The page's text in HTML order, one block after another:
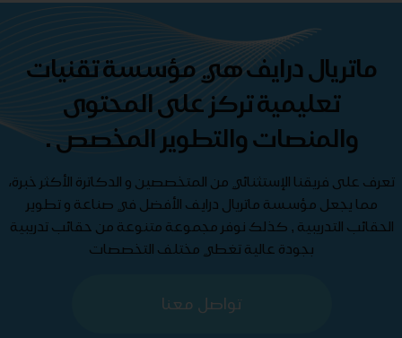
ماتريال درايف هي مؤسسة تقنيات
تعليمية تركز على المحتوى
والمنصات والتطوير المخصص .
تعرف على فريقنا الإستثنائي من المتخصصين و الدكاترة الأكثر خبرة،
مما يجعل مؤسسة ماتريال درايف الأفضل في صناعة و تطوير
الحقائب التدريبية , كذلك نوفر مجموعة متنوعة من حقائب تدريبية
بجودة عالية تغطي مختلف التخصصات
تواصل معنا